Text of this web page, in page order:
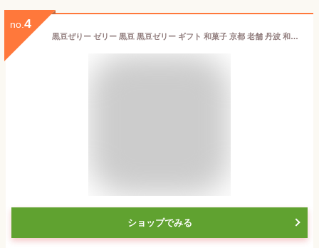
no. 4
黒豆ぜりー ゼリー 黒豆 黒豆ゼリー ギフト 和菓子 京都 老舗 丹波 和菓子 黒豆煮汁 健倍!】康 栄養 煮汁 のどごしさっぱり 冬でも美味しい 長期保存可能 備蓄食料
ショップでみる